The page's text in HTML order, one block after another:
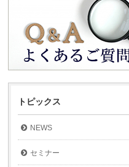
トピックス
NEWS
セミナー